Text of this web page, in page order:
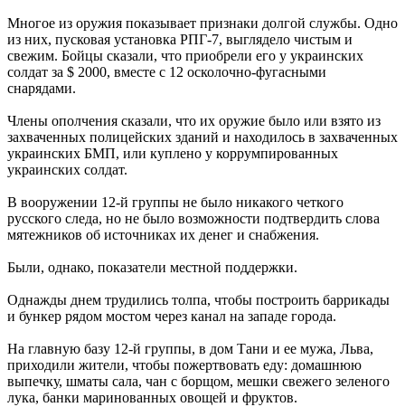
Многое из оружия показывает признаки долгой службы. Одно
из них, пусковая установка РПГ-7, выглядело чистым и
свежим. Бойцы сказали, что приобрели его у украинских
солдат за $ 2000, вместе с 12 осколочно-фугасными
снарядами.
Члены ополчения сказали, что их оружие было или взято из
захваченных полицейских зданий и находилось в захваченных
украинских БМП, или куплено у коррумпированных
украинских солдат.
В вооружении 12-й группы не было никакого четкого
русского следа, но не было возможности подтвердить слова
мятежников об источниках их денег и снабжения.
Были, однако, показатели местной поддержки.
Однажды днем трудились толпа, чтобы построить баррикады
и бункер рядом мостом через канал на западе города.
На главную базу 12-й группы, в дом Тани и ее мужа, Льва,
приходили жители, чтобы пожертвовать еду: домашнюю
выпечку, шматы сала, чан с борщом, мешки свежего зеленого
лука, банки маринованных овощей и фруктов.